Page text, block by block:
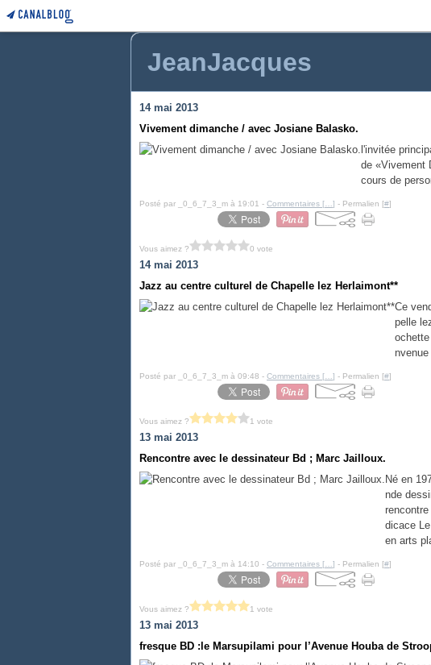
JeanJacques
14 mai 2013
Vivement dimanche / avec Josiane Balasko.
l'invitée
de «Vivement
cours de
Posté par _0_6_7_3_m à 19:01 - Commentaires [ ] - Permalien [#]
Vous aimez ? 0 vote
14 mai 2013
Jazz au centre culturel de Chapelle lez Herlaimont**
Ce
pelle
Posté par _0_6_7_3_m à 09:48 - Commentaires [ ] - Permalien [#]
Vous aimez ? 1 vote
13 mai 2013
Rencontre avec le dessinateur Bd ; Marc Jailloux.
Né en
nde
dicace
en arts
Posté par _0_6_7_3_m à 14:10 - Commentaires [ ] - Permalien [#]
Vous aimez ? 1 vote
13 mai 2013
fresque BD :le Marsupilami pour l’Avenue Houba de